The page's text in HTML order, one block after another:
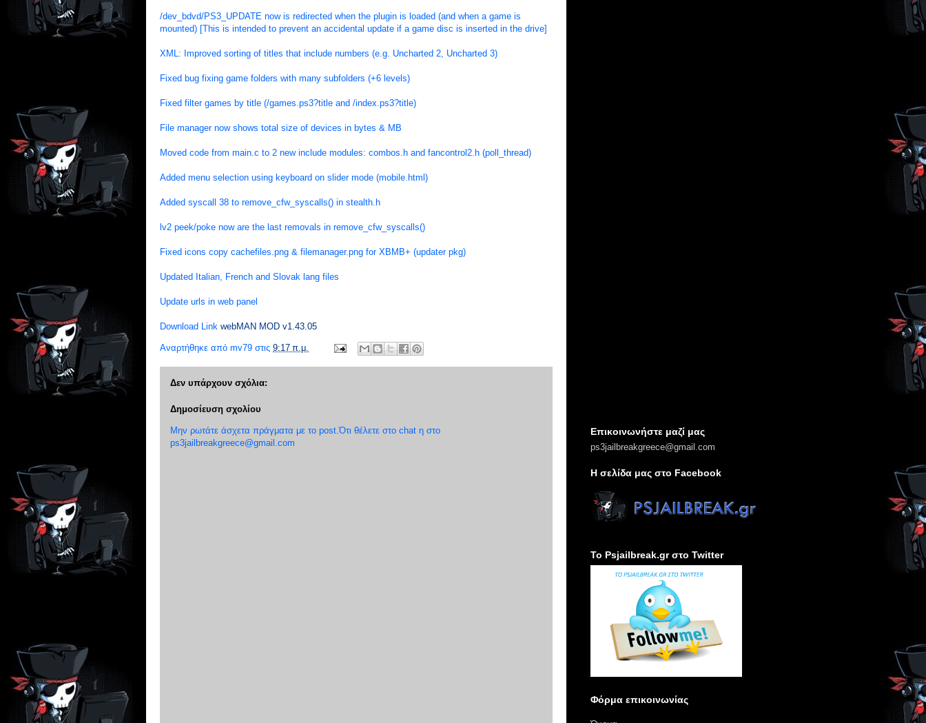
/dev_bdvd/PS3_UPDATE now is redirected when the plugin is loaded (and when a game is
mounted) [This is intended to prevent an accidental update if a game disc is inserted in the drive]
XML: Improved sorting of titles that include numbers (e.g. Uncharted 2, Uncharted 3)
Fixed bug fixing game folders with many subfolders (+6 levels)
Fixed filter games by title (/games.ps3?title and /index.ps3?title)
File manager now shows total size of devices in bytes & MB
Moved code from main.c to 2 new include modules: combos.h and fancontrol2.h (poll_thread)
Added menu selection using keyboard on slider mode (mobile.html)
Added syscall 38 to remove_cfw_syscalls() in stealth.h
lv2 peek/poke now are the last removals in remove_cfw_syscalls()
Fixed icons copy cachefiles.png & filemanager.png for XBMB+ (updater pkg)
Updated Italian, French and Slovak lang files
Update urls in web panel
Download Link webMAN MOD v1.43.05
Αναρτήθηκε από mv79 στις 9:17 π.μ.
Δεν υπάρχουν σχόλια:
Δημοσίευση σχολίου
Μην ρωτάτε άσχετα πράγματα με το post.Ότι θέλετε στο chat η στο
ps3jailbreakgreece@gmail.com
Επικοινωνήστε μαζί μας
ps3jailbreakgreece@gmail.com
H σελίδα μας στο Facebook
Το Psjailbreak.gr στο Twitter
Φόρμα επικοινωνίας